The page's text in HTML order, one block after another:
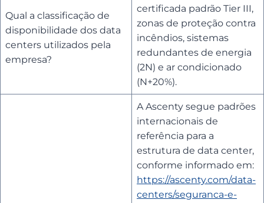
Qual a classificação de
disponibilidade dos data
centers utilizados pela
empresa?
certificada padrão Tier III,
zonas de proteção contra
incêndios, sistemas
redundantes de energia
(2N) e ar condicionado
(N+20%).
A Ascenty segue padrões
internacionais de
referência para a
estrutura de data center,
conforme informado em:
https://ascenty.com/data-
centers/seguranca-e-